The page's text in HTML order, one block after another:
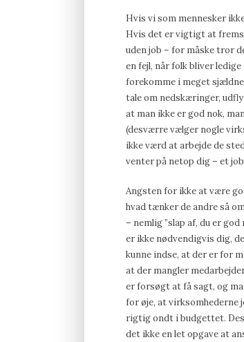
Hvis vi som mennesker
Hvis det er vigtigt at
uden job – for måske tror
en fejl, når folk bliver
forekomme i meget
tale om nedskæringer,
at man ikke er god nok,
(desværre vælger nogle
ikke værd at arbejde de
venter på netop dig – et
Angsten for ikke at være
hvad tænker de andre så
– nemlig ”slap af, du er
er ikke nødvendigvis dig,
kunne indse, at der er for
at der mangler
er forsøgt at få sagt, og
for øje, at virksomhederne
rigtig ondt i budgettet.
det ikke en let opgave at